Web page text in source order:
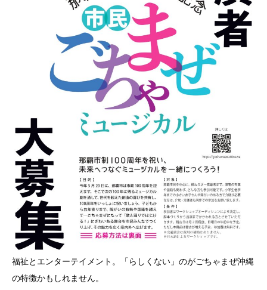
福祉とエンターテイメント。「らしくない」のがごちゃまぜ沖縄
の特徴かもしれません。